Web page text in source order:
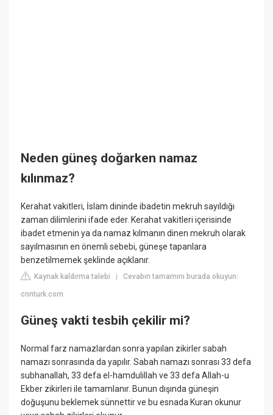
Neden güneş doğarken namaz
kılınmaz?
Kerahat vakitleri, İslam dininde ibadetin mekruh sayıldığı
zaman dilimlerini ifade eder. Kerahat vakitleri içerisinde
ibadet etmenin ya da namaz kılmanın dinen mekruh olarak
sayılmasının en önemli sebebi, güneşe tapanlara
benzetilmemek şeklinde açıklanır.
Kaynak kaldırma talebi |Cevabın tamamını burada okuyun:
cnnturk.com
Güneş vakti tesbih çekilir mi?
Normal farz namazlardan sonra yapılan zikirler sabah
namazı sonrasında da yapılır. Sabah namazı sonrası 33 defa
subhanallah, 33 defa el-hamdulillah ve 33 defa Allah-u
Ekber zikirleri ile tamamlanır. Bunun dışında güneşin
doğuşunu beklemek sünnettir ve bu esnada Kuran okunur